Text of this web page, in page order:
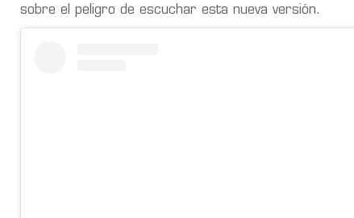
sobre el peligro de escuchar esta nueva versión.